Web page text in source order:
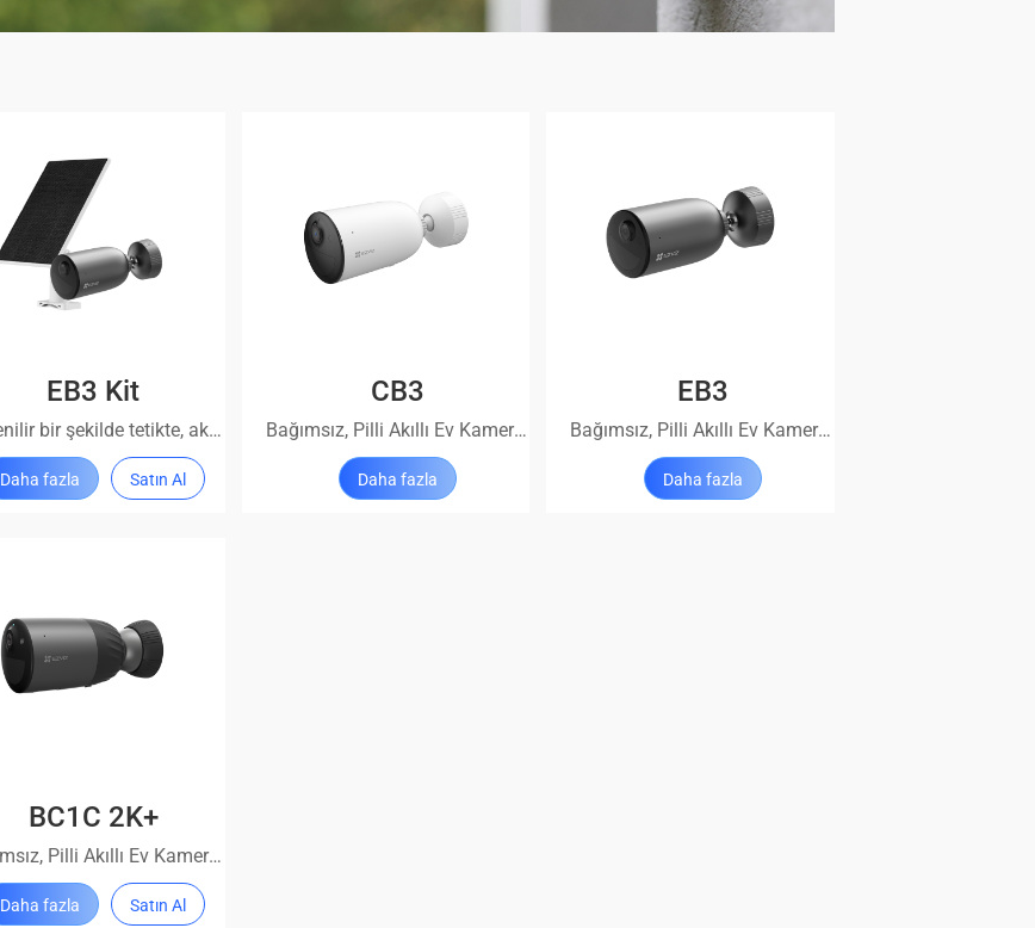
EB3 Kit
Güvenilir bir şekilde tetikte, akıllıca hareket halinde
Daha fazla Satın Al
CB3
Bağımsız, Pilli Akıllı Ev Kamerası
Daha fazla
EB3
Bağımsız, Pilli Akıllı Ev Kamerası
Daha fazla
BC1C 2K+
Bağımsız, Pilli Akıllı Ev Kamerası
Daha fazla Satın Al